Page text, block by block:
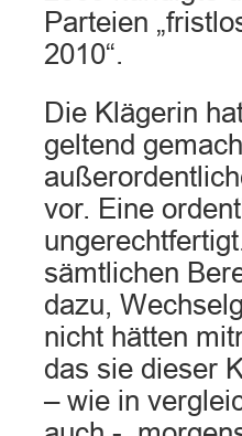
Parteien
2010“.
Die Klägerin
geltend
vor. Eine
sämtlichen
dazu,
nicht hätten
das sie dieser
– wie in